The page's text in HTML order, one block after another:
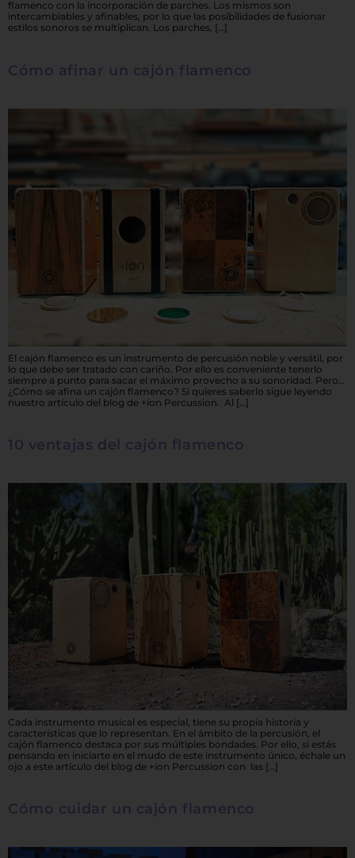
flamenco con la incorporación de parches. Los mismos son
intercambiables y afinables, por lo que las posibilidades de fusionar
estilos sonoros se multiplican. Los parches, […]
Cómo afinar un cajón flamenco
El cajón flamenco es un instrumento de percusión noble y versátil, por
lo que debe ser tratado con cariño. Por ello es conveniente tenerlo
siempre a punto para sacar el máximo provecho a su sonoridad. Pero…
¿Cómo se afina un cajón flamenco? Si quieres saberlo sigue leyendo
nuestro artículo del blog de +íon Percussion. Al […]
10 ventajas del cajón flamenco
Cada instrumento musical es especial, tiene su propia historia y
características que lo representan. En el ámbito de la percusión, el
cajón flamenco destaca por sus múltiples bondades. Por ello, si estás
pensando en iniciarte en el mudo de este instrumento único, échale un
ojo a este artículo del blog de +íon Percussion con las […]
Cómo cuidar un cajón flamenco